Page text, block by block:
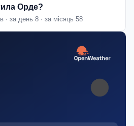
Орде?
· за день 8 · за місяць 58